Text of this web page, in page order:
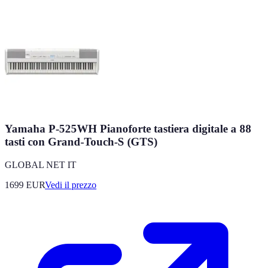
Yamaha P-525WH Pianoforte tastiera digitale a 88
tasti con Grand-Touch-S (GTS)
GLOBAL NET IT
1699 EURVedi il prezzo